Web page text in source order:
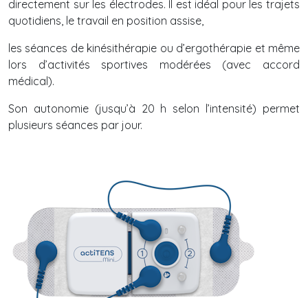
directement sur les électrodes. Il est idéal pour les trajets
quotidiens, le travail en position assise,
les séances de kinésithérapie ou d’ergothérapie et même
lors d’activités sportives modérées (avec accord
médical).
Son autonomie (jusqu’à 20 h selon l’intensité) permet
plusieurs séances par jour.